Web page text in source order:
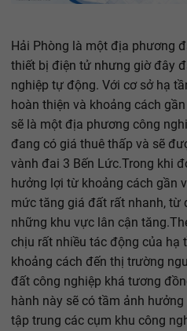
Hải Phòng là một địa phương
thiết bị điện tử nhưng giờ đây
nghiệp tự động. Với cơ sở hạ
hoàn thiện và khoảng cách
sẽ là một địa phương công
đang có giá thuê thấp và sẽ
vành đai 3 Bến Lức.Trong khi
hưởng lợi từ khoảng cách gần
mức tăng giá đất rất nhanh, từ
những khu vực lân cận
chịu rất nhiều tác động của hạ
khoảng cách đến thị trường
đất công nghiệp khá tương
hành này sẽ có tầm ảnh
tập trung các cụm khu công